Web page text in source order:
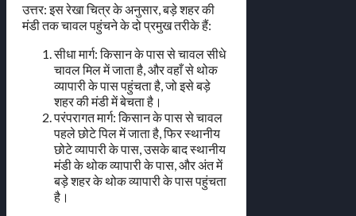
उत्तर: इस रेखा चित्र के अनुसार, बड़े शहर की
मंडी तक चावल पहुंचने के दो प्रमुख तरीके हैं:
सीधा मार्ग: किसान के पास से चावल सीधे
चावल मिल में जाता है, और वहाँ से थोक
व्यापारी के पास पहुंचता है, जो इसे बड़े
शहर की मंडी में बेचता है।
परंपरागत मार्ग: किसान के पास से चावल
पहले छोटे पिल में जाता है, फिर स्थानीय
छोटे व्यापारी के पास, उसके बाद स्थानीय
मंडी के थोक व्यापारी के पास, और अंत में
बड़े शहर के थोक व्यापारी के पास पहुंचता
है।